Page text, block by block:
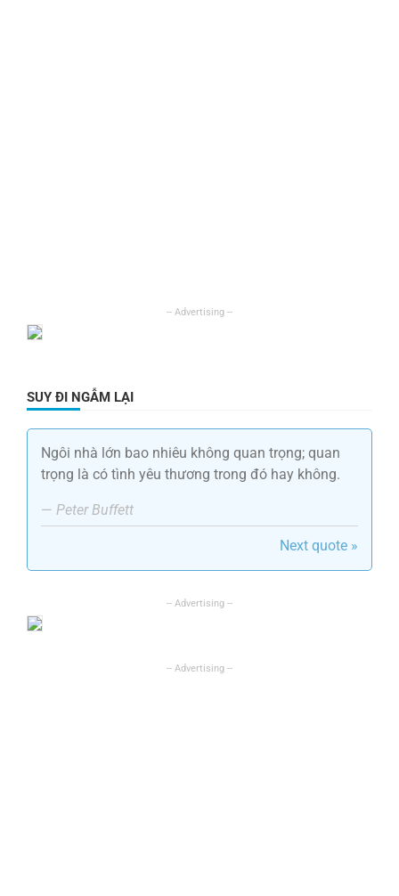
SUY ĐI NGẪM LẠI
Ngôi nhà lớn bao nhiêu không quan trọng; quan
trọng là có tình yêu thương trong đó hay không.
— Peter Buffett
Next quote »